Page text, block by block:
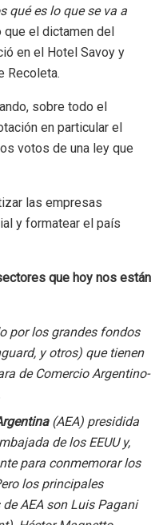
qué es lo que se va a
el dictamen del
en el Hotel Savoy y
Recoleta.
sobre todo el
en particular el
votos de una ley que
las empresas
y formatear el país
que hoy nos están
por los grandes fondos
y otros) que tienen
de Comercio Argentino-
(AEA) presidida
de los EEUU y,
para conmemorar los
los principales
AEA son Luis Pagani